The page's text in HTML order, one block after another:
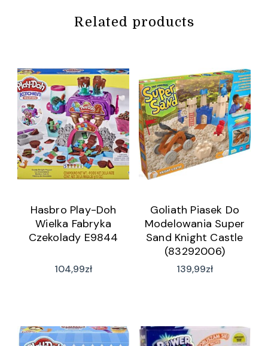
Related products
Hasbro Play-Doh
Wielka Fabryka
Czekolady E9844
104,99zł
Goliath Piasek Do
Modelowania Super
Sand Knight Castle
(83292006)
139,99zł